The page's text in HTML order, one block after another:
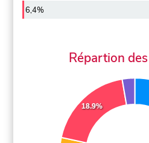
6,4%
Répartion
18.9%